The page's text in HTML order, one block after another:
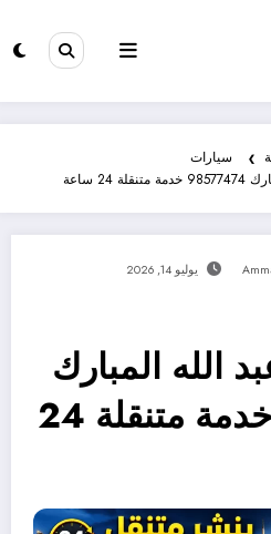
سيارات
24 ساعة
يوليو 14, 2026
الله المبارك
98577474 خدمة متنقلة 24